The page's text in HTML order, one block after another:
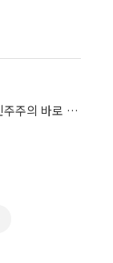
정청래 “광주 영령들께 사죄…6·3 지선서 민주주의 바로 세울 것”